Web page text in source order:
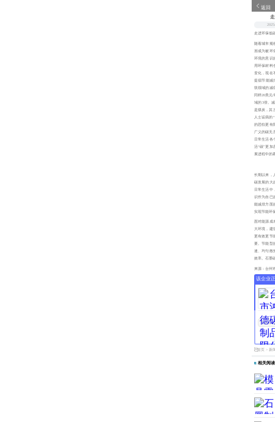
返回
走进环保低
随着城市规
渐成为被环
环境的意识
用环保材料
变化，现在
提倡节能减
筑领域的减
同样20美
域的3倍。
是煤炭，其
人士诟病的
的恐怕更有
广义的碳无
日常生活各
活“碳”更加
展进程中的
长期以来，
碳发展的大
日常生活中
识作为自已
能减排方面
实现节能环
面对能源成
大环境，建
更有效更节
要。节能型
速、均匀散
效率。石墨
来源：台州
该企业
首页 > 新
相关阅读